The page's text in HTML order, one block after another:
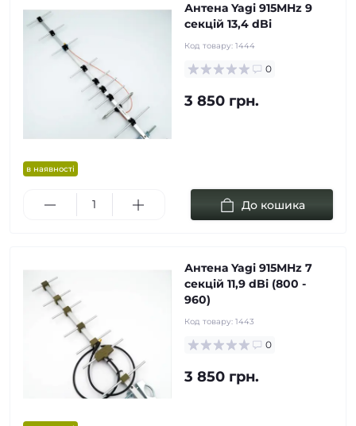
в наявності
Антена Yagi 915MHz 9
cекцій 13,4 dBi
Код товару: 1444
0
3 850 грн.
До кошика
Антена Yagi 915MHz 7
cекцій 11,9 dBi (800 -
960)
Код товару: 1443
0
3 850 грн.